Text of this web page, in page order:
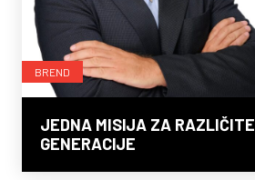
BREND
JEDNA MISIJA ZA RAZLIČITE
GENERACIJE